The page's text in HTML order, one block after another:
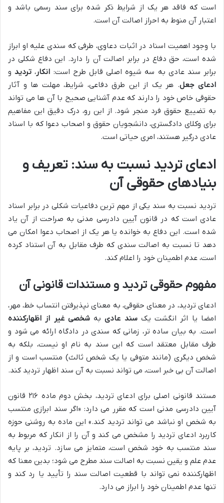
است که فاقد هر یک از شرایط ذکر شده برای سند رسمی باشد و
اعتبار آن منوط به احراز اصالت آن است.
با وجود اهمیت اسناد در اثبات دعاوی، طرفی که سندی علیه او ابراز
شده است، حق دفاع در برابر اصالت آن را دارد. این دفاع شکلی در
برابر سند عادی به سه شیوه اصلی قابل طرح است: انکار، تردیدو
ادعای جعل. هر یک از این طرق دفاعی، شرایط، مهلت ها و آثار
حقوقی خاص خود را دارند که عدم آشنایی صحیح با آن ها می تواند
به تضییع حقوق فرد منجر شود. از این رو، درک دقیق این مفاهیم
برای وکلای دادگستری، دانشجویان حقوق و اصحاب دعوا که با اسناد
عادی درگیر هستند، امری حیاتی است.
ادعای تردید نسبت به سند: تعریف و
بنیادهای حقوقی آن
تردید نسبت به سند یکی از مهم ترین دفاعیات شکلی در برابر اسناد
عادی است که در قانون آیین دادرسی مدنی به صراحت از آن یاد
شده است. این دفاع به خوانده یا هر یک از اصحاب دعوا امکان می
دهد تا نسبت به اصالت سندی که طرف مقابل به آن استناد کرده
است، عدم اطمینان خود را اعلام کند.
مفهوم حقوقی تردید و مستندات قانونی آن
ادعای تردید، در معنای حقوقی، به معنای نپذیرفتن انتساب خط، مهر،
امضا یا اثر انگشت یکسند عادیبهشخصی غیر از اظهارکننده
است. به بیان ساده تر، زمانی که سندی در دادگاه ارائه می شود و
طرف مقابل معتقد است که این سند به نام او نیست، بلکه به
شخص دیگری (مانند متوفی یا یک شخص ثالث) منتسب است و از
اصالت آن بی خبر است، می تواند نسبت به آن سند اظهار تردید کند.
مستند قانونی اصلی برای ادعای تردید، بخش دوم ماده ۲۱۶ قانون
آیین دادرسی مدنی است که مقرر می دارد: «اگر سند ابرازی منتسب
به شخص او نباشد می تواند تردید کند.» این ماده به روشنی حوزه
کاربرد ادعای تردید را مشخص می کند و آن را از انکار که مربوط به
سند منتسب به خود شخص است، متمایز می سازد. تردید، بر پایه
عدم علم و یقین نسبت به اصالت سند مطرح می شود؛ بدین معنا که
اظهارکننده نمی تواند با قطعیت اصالت سند را تأیید یا رد کند و
تنها عدم اطمینان خود را ابراز می دارد.